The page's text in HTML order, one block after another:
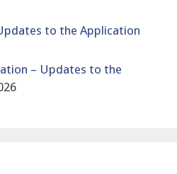
to the Application
– Updates to the